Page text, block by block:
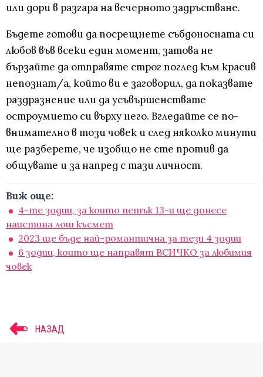
или дори в разгара на вечерното задръстване.
Бъдете готови да посрещнете събдоносната си
любов във всеки един момент, затова не
бързайте да отправяте строг поглед към красив
непознат/а, който ви е заговорил, да показвате
раздразнение или да усъвършенствате
остроумието си върху него. Вгледайте се по-
внимателно в този човек и след няколко минути
ще разберете, че изобщо не сте против да
общувате и за напред с тази личност.
Виж още:
4-те зодии, за които петък 13-и ще донесе
наистина лош късмет
2023 ще бъде най-романтична за тези 4 зодии
6 зодии, които ще направят ВСИЧКО за любимия
човек
НАЗАД